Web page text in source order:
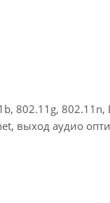
802.11g, 802.11n,
выход аудио